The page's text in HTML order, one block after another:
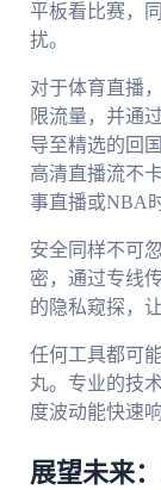
平板看比赛，
扰。
对于体育直播
限流量，并通
导至精选的回
高清直播流不
事直播或NBA
安全同样不可
密，通过专线
的隐私窥探，
任何工具都可
丸。专业的技
度波动能快速
展望未来